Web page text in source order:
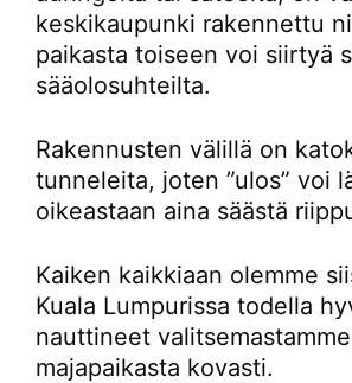
keskikaupunki rakennettu
paikasta toiseen voi siirtyä
sääolosuhteilta.
Rakennusten välillä on
tunneleita, joten ”ulos” voi
oikeastaan aina säästä
Kaiken kaikkiaan olemme
Kuala Lumpurissa todella
nauttineet valitsemastamme
majapaikasta kovasti.